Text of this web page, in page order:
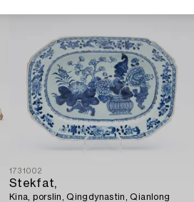
1731002
Stekfat,
Kina, porslin, Qingdynastin, Qianlong